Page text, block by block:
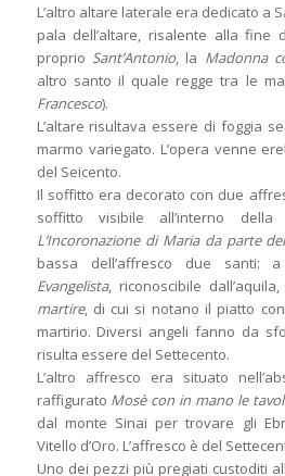
L’altro altare laterale era dedicato a
pala dell’altare, risalente alla fine
proprio Sant’Antonio, la Madonna
altro santo il quale regge tra le
Francesco).
L’altare risultava essere di foggia
marmo variegato. L’opera venne
del Seicento.
Il soffitto era decorato con due
soffitto visibile all’interno della
L’Incoronazione di Maria da parte
bassa dell’affresco due santi:
Evangelista, riconoscibile
martire, di cui si notano il piatto
martirio. Diversi angeli fanno da
risulta essere del Settecento.
L’altro affresco era situato
raffigurato Mosè con in mano le
dal monte Sinai per trovare gli
Vitello d’Oro. L’affresco è del
Uno dei pezzi più pregiati custoditi